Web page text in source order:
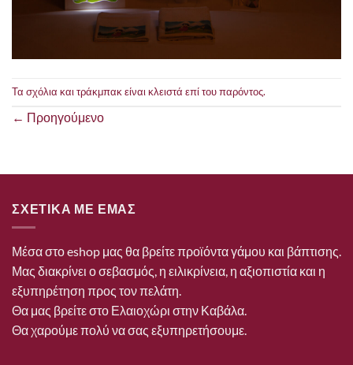
Τα σχόλια και τράκμπακ είναι κλειστά επί του παρόντος.
← Προηγούμενο
ΣΧΕΤΙΚΑ ΜΕ ΕΜΑΣ
Μέσα στο eshop μας θα βρείτε προϊόντα γάμου και βάπτισης.
Μας διακρίνει ο σεβασμός, η ειλικρίνεια, η αξιοπιστία και η
εξυπηρέτηση προς τον πελάτη.
Θα μας βρείτε στο Ελαιοχώρι στην Καβάλα.
Θα χαρούμε πολύ να σας εξυπηρετήσουμε.